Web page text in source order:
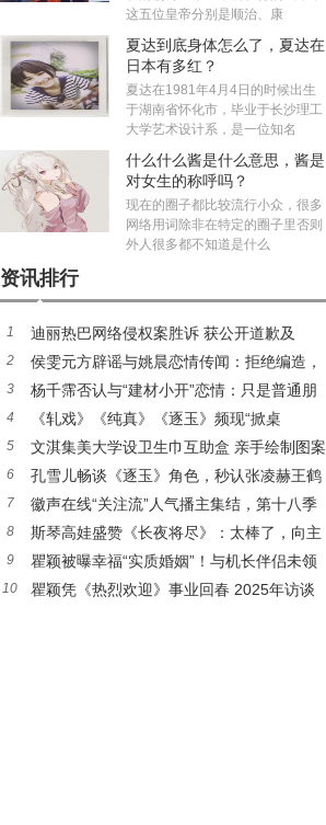
这五位皇帝分别是顺治、康
夏达到底身体怎么了，夏达在
日本有多红？
夏达在1981年4月4日的时候出生
于湖南省怀化市，毕业于长沙理工
大学艺术设计系，是一位知名
什么什么酱是什么意思，酱是
对女生的称呼吗？
现在的圈子都比较流行小众，很多
网络用词除非在特定的圈子里否则
外人很多都不知道是什么
资讯排行
1
迪丽热巴网络侵权案胜诉 获公开道歉及
2050元赔偿
2
侯雯元方辟谣与姚晨恋情传闻：拒绝编造，
抵制谣言
3
杨千霈否认与“建材小开”恋情：只是普通朋
友
4
《轧戏》《纯真》《逐玉》频现“掀桌
咖”，“待爆咖”之后的流量新生意？
5
文淇集美大学设卫生巾互助盒 亲手绘制图案
传递温暖
6
孔雪儿畅谈《逐玉》角色，秒认张凌赫王鹤
棣卢昱晓肌肉照引热议
7
徽声在线“关注流”人气播主集结，第十八季
新闻马拉松香港开跑在即！
8
斯琴高娃盛赞《长夜将尽》：太棒了，向主
创团队致敬
9
瞿颖被曝幸福“实质婚姻”！与机长伴侣未领
证未办婚礼却超甜蜜
10
瞿颖凭《热烈欢迎》事业回春 2025年访谈